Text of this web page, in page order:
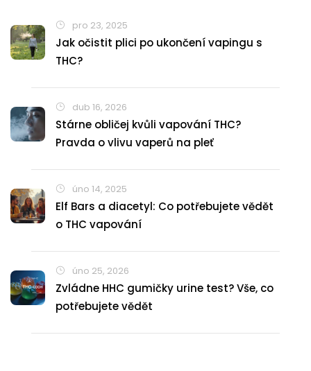
pro 23, 2025
Jak očistit plici po ukončení vapingu s
THC?
dub 16, 2026
Stárne obličej kvůli vapování THC?
Pravda o vlivu vaperů na pleť
úno 14, 2025
Elf Bars a diacetyl: Co potřebujete vědět
o THC vapování
úno 25, 2026
Zvládne HHC gumičky urine test? Vše, co
potřebujete vědět